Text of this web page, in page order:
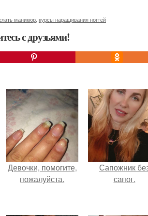
маникюр курсы наращивания ногтей
с друзьями!
Девочки, помогите,
пожалуйста.
Сапожник
сапог.